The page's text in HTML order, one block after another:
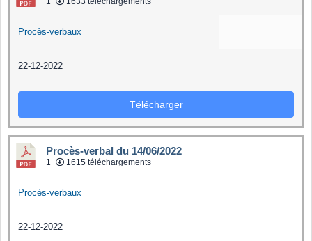
Procès-verbaux
22-12-2022
Télécharger
Procès-verbal du 14/06/2022
1 1615 téléchargements
Procès-verbaux
22-12-2022